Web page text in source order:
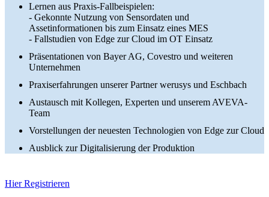
Lernen aus Praxis-Fallbeispielen:
- Gekonnte Nutzung von Sensordaten und
Assetinformationen bis zum Einsatz eines MES
- Fallstudien von Edge zur Cloud im OT Einsatz
Präsentationen von Bayer AG, Covestro und weiteren
Unternehmen
Praxiserfahrungen unserer Partner werusys und Eschbach
Austausch mit Kollegen, Experten und unserem AVEVA-
Team
Vorstellungen der neuesten Technologien von Edge zur Cloud
Ausblick zur Digitalisierung der Produktion
Hier Registrieren